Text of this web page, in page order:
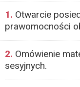
1. Otwarcie
prawomocności
2. Omówienie
sesyjnych.